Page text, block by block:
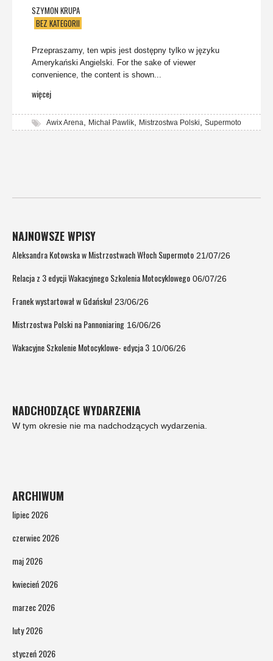
SZYMON KRUPA
BEZ KATEGORII
Przepraszamy, ten wpis jest dostępny tylko w języku
Amerykański Angielski. For the sake of viewer
convenience, the content is shown...
więcej
Awix Arena, Michał Pawlik, Mistrzostwa Polski, Supermoto
NAJNOWSZE WPISY
Aleksandra Kotowska w Mistrzostwach Włoch Supermoto 21/07/26
Relacja z 3 edycji Wakacyjnego Szkolenia Motocyklowego 06/07/26
Franek wystartował w Gdańsku! 23/06/26
Mistrzostwa Polski na Pannoniaring 16/06/26
Wakacyjne Szkolenie Motocyklowe- edycja 3 10/06/26
NADCHODZĄCE WYDARZENIA
W tym okresie nie ma nadchodzących wydarzenia.
ARCHIWUM
lipiec 2026
czerwiec 2026
maj 2026
kwiecień 2026
marzec 2026
luty 2026
styczeń 2026